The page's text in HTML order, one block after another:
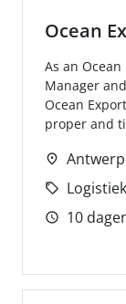
Ocean
As an
Manager
Ocean
proper and
Logistiek
10